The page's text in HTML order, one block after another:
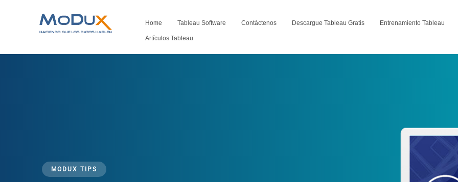
Home Tableau Software Contáctenos Descargue Tableau Gratis Entrenamiento Tableau
Artículos Tableau
MODUX TIPS